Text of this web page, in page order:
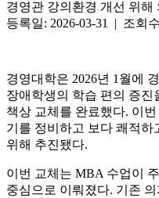
경영관 강의환경 개선 위해
등록일: 2026-03-31 | 조회
경영대학은 2026년 1월에
장애학생의 학습 편의 증진
책상 교체를 완료했다. 이
기를 정비하고 보다 쾌적하
위해 추진됐다.
이번 교체는 MBA 수업이
중심으로 이뤄졌다. 기존